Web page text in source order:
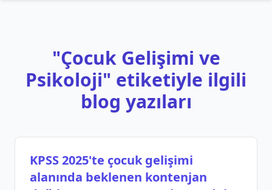
"Çocuk Gelişimi ve
Psikoloji" etiketiyle ilgili
blog yazıları
KPSS 2025'te çocuk gelişimi
alanında beklenen kontenjan